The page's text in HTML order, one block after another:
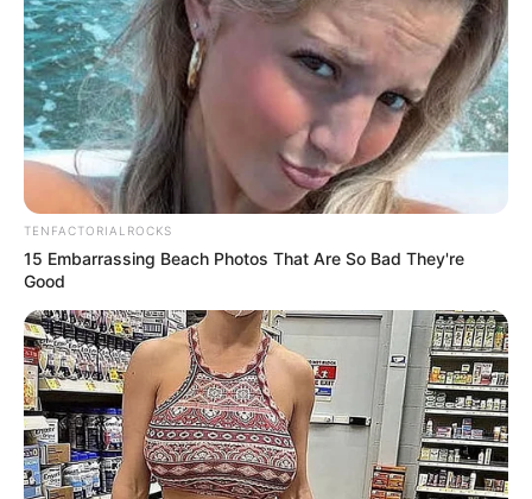
TENFACTORIALROCKS
15 Embarrassing Beach Photos That Are So Bad They're
Good